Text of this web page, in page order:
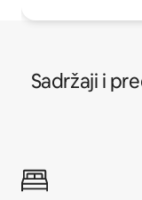
Sadržaji i